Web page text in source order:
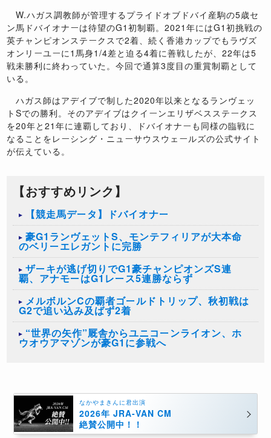
W.ハガス調教師が管理するプライドオブドバイ産駒の5歳セ
ン馬ドバイオナーは待望のG1初制覇。2021年にはG1初挑戦の
英チャンピオンステークスで2着、続く香港カップでもラヴズ
オンリーユーに1馬身1/4差と迫る4着に善戦したが、22年は5
戦未勝利に終わっていた。今回で通算3度目の重賞制覇として
いる。
ハガス師はアデイブで制した2020年以来となるランヴェッ
トSでの勝利。そのアデイブはクイーンエリザベスステークス
を20年と21年に連覇しており、ドバイオナーも同様の臨戦に
なることをレーシング・ニューサウスウェールズの公式サイト
が伝えている。
【おすすめリンク】
【競走馬データ】ドバイオナー
豪G1ランヴェットS、モンテフィリアが大本命
のベリーエレガントに完勝
ザーキが逃げ切りでG1豪チャンピオンズS連
覇、アナモーはG1レース5連勝ならず
メルボルンCの覇者ゴールドトリップ、秋初戦は
G2で追い込み及ばず2着
“世界の矢作”厩舎からユニコーンライオン、ホ
ウオウアマゾンが豪G1に参戦へ
なかやまきんに君出演
2026年 JRA-VAN CM
絶賛公開中！！